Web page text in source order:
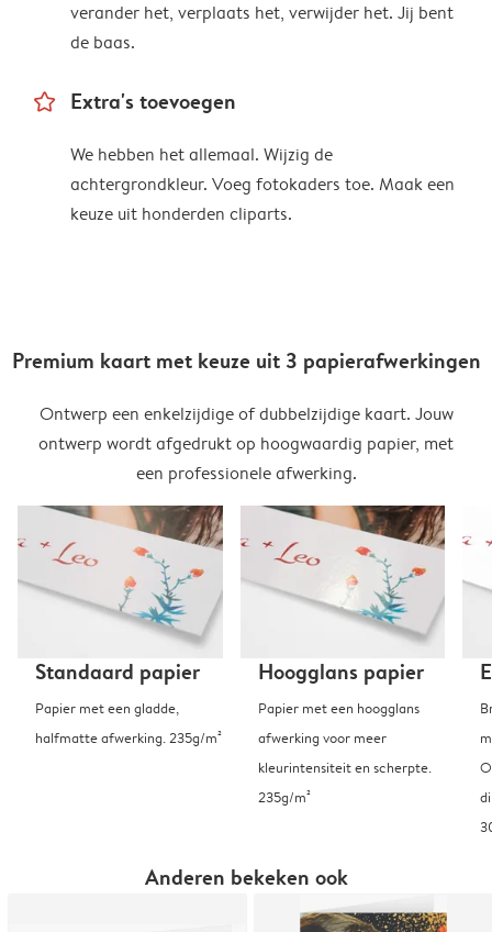
verander het, verplaats het, verwijder het. Jij bent
de baas.
star_outline Extra's toevoegen
We hebben het allemaal. Wijzig de
achtergrondkleur. Voeg fotokaders toe. Maak een
keuze uit honderden cliparts.
Premium kaart met keuze uit 3 papierafwerkingen
Ontwerp een enkelzijdige of dubbelzijdige kaart. Jouw
ontwerp wordt afgedrukt op hoogwaardig papier, met
een professionele afwerking.
Standaard papier
Papier met een gladde,
halfmatte afwerking. 235g/m²
Hoogglans papier
Papier met een hoogglans
afwerking voor meer
kleurintensiteit en scherpte.
235g/m²
Anderen bekeken ook